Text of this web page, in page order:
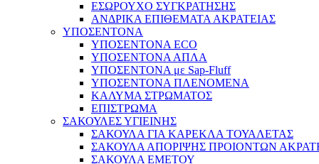
ΕΣΩΡΟΥΧΟ ΣΥΓΚΡΑΤΗΣΗΣ
ΑΝΔΡΙΚΑ ΕΠΙΘΕΜΑΤΑ ΑΚΡΑΤΕΙΑΣ
ΥΠΟΣΕΝΤΟΝΑ
ΥΠΟΣΕΝΤΟΝΑ ECO
ΥΠΟΣΕΝΤΟΝΑ ΑΠΛΑ
ΥΠΟΣΕΝΤΟΝΑ με Sap-Fluff
ΥΠΟΣΕΝΤΟΝΑ ΠΛΕΝΟΜΕΝΑ
ΚΑΛΥΜΑ ΣΤΡΩΜΑΤΟΣ
ΕΠΙΣΤΡΩΜΑ
ΣΑΚΟΥΛΕΣ ΥΓΙΕΙΝΗΣ
ΣΑΚΟΥΛΑ ΓΙΑ ΚΑΡΕΚΛΑ ΤΟΥΑΛΕΤΑΣ
ΣΑΚΟΥΛΑ ΑΠΟΡΙΨΗΣ ΠΡΟΙΟΝΤΩΝ
ΣΑΚΟΥΛΑ ΕΜΕΤΟΥ